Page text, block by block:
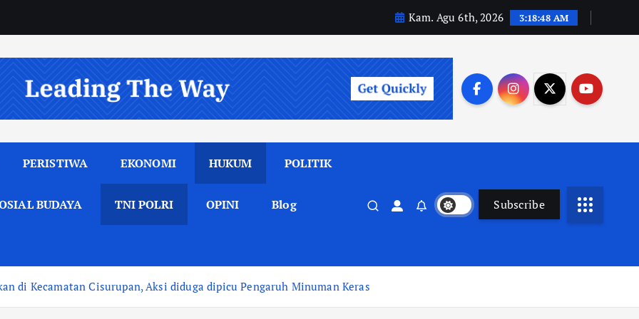
Kam. Agu 6th, 2026 3:18:50 AM
PERISTIWA EKONOMI HUKUM POLITIK
BUDAYA TNI POLRI OPINI Blog Subscribe
di Kecamatan Cisurupan, Aksi diduga dipicu Pengaruh Minuman Keras